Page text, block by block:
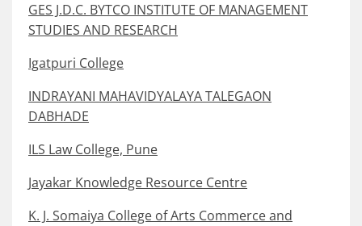
GES J.D.C. BYTCO INSTITUTE OF MANAGEMENT
STUDIES AND RESEARCH
Igatpuri College
INDRAYANI MAHAVIDYALAYA TALEGAON
DABHADE
ILS Law College, Pune
Jayakar Knowledge Resource Centre
K. J. Somaiya College of Arts Commerce and